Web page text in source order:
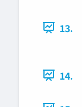
13.
14.